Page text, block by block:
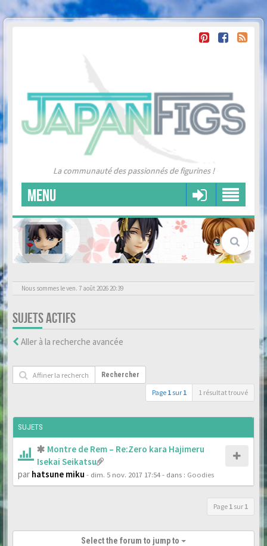
La communauté des passionnés de figurines !
MENU
Nous sommes le ven. 7 août 2026 20:39
SUJETS ACTIFS
Aller à la recherche avancée
Rechercher
Page 1 sur 1 1 résultat trouvé
SUJETS
Montre de Rem – Re:Zero kara Hajimeru
Isekai Seikatsu
par hatsune miku - dim. 5 nov. 2017 17:54- dans : Goodies
Page 1 sur 1
Select the forum to jump to